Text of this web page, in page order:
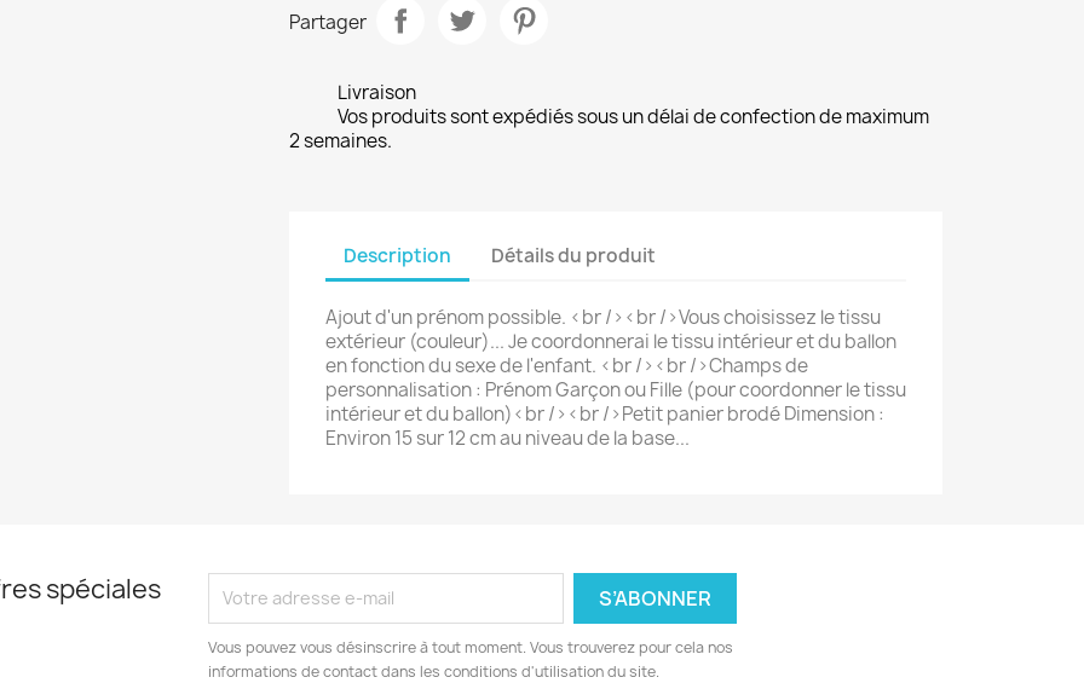
Partager
Livraison
Vos produits sont expédiés sous un délai de confection de maximum
2 semaines.
Description Détails du produit
Ajout d'un prénom possible. <br /><br />Vous choisissez le tissu
extérieur (couleur)... Je coordonnerai le tissu intérieur et du ballon
en fonction du sexe de l'enfant. <br /><br />Champs de
personnalisation : Prénom Garçon ou Fille (pour coordonner le tissu
intérieur et du ballon)<br /><br />Petit panier brodé Dimension :
Environ 15 sur 12 cm au niveau de la base...
spéciales
Vous pouvez vous désinscrire à tout moment. Vous trouverez pour cela nos
informations de contact dans les conditions d'utilisation du site.